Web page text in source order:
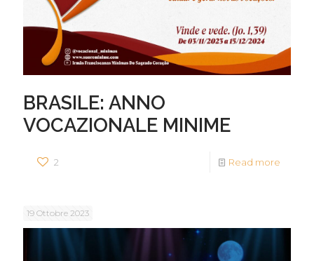
BRASILE: ANNO
VOCAZIONALE MINIME
2 Read more
19 Ottobre 2023